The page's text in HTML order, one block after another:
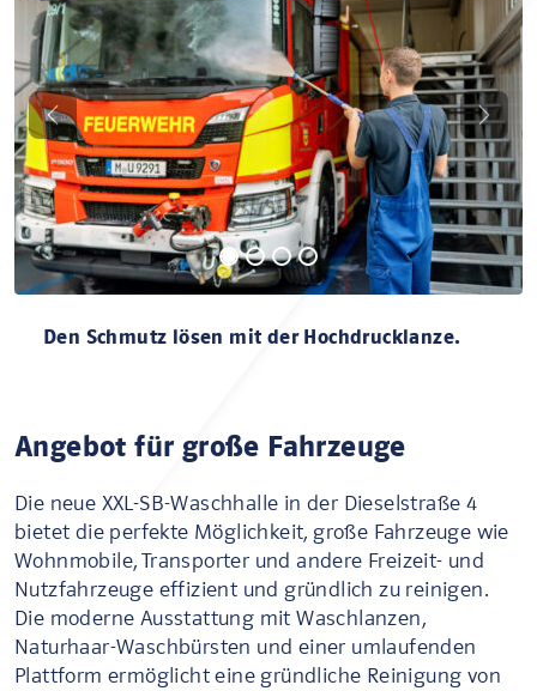
Den Schmutz lösen mit der Hochdrucklanze.
Zurück
Angebot für große Fahrzeuge
Die neue XXL-SB-Waschhalle in der Dieselstraße 4
bietet die perfekte Möglichkeit, große Fahrzeuge wie
Wohnmobile, Transporter und andere Freizeit- und
Nutzfahrzeuge effizient und gründlich zu reinigen.
Die moderne Ausstattung mit Waschlanzen,
Naturhaar-Waschbürsten und einer umlaufenden
Plattform ermöglicht eine gründliche Reinigung von